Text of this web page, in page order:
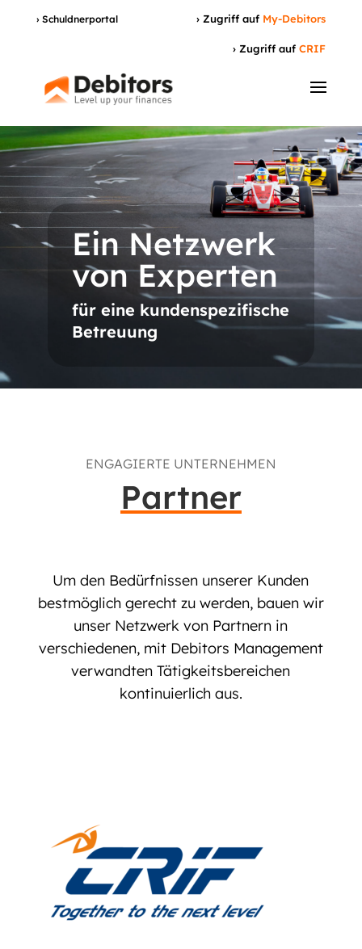
› Schuldnerportal › Zugriff auf My-Debitors
› Zugriff auf CRIF
Ein Netzwerk
von Experten
für eine kundenspezifische
Betreuung
ENGAGIERTE UNTERNEHMEN
Partner
Um den Bedürfnissen unserer Kunden
bestmöglich gerecht zu werden, bauen wir
unser Netzwerk von Partnern in
verschiedenen, mit Debitors Management
verwandten Tätigkeitsbereichen
kontinuierlich aus.